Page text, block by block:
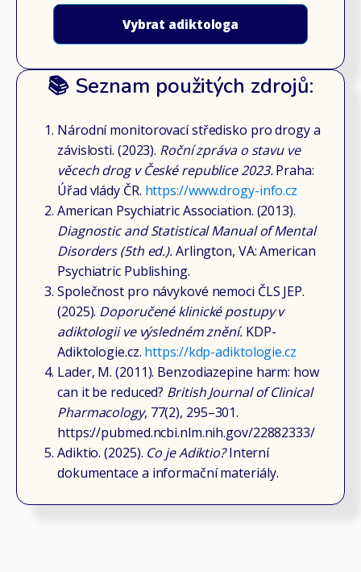
Vybrat adiktologa
📚 Seznam použitých zdrojů:
Národní monitorovací středisko pro drogy a
závislosti. (2023). Roční zpráva o stavu ve
věcech drog v České republice 2023.Praha:
Úřad vlády ČR. https://www.drogy-info.cz
American Psychiatric Association. (2013).
Diagnostic and Statistical Manual of Mental
Disorders (5th ed.).Arlington, VA: American
Psychiatric Publishing.
Společnost pro návykové nemoci ČLS JEP.
(2025). Doporučené klinické postupy v
adiktologii ve výsledném znění.KDP-
Adiktologie.cz. https://kdp-adiktologie.cz
Lader, M. (2011). Benzodiazepine harm: how
can it be reduced? British Journal of Clinical
Pharmacology, 77(2), 295–301.
https://pubmed.ncbi.nlm.nih.gov/22882333/
Adiktio. (2025). Co je Adiktio?Interní
dokumentace a informační materiály.